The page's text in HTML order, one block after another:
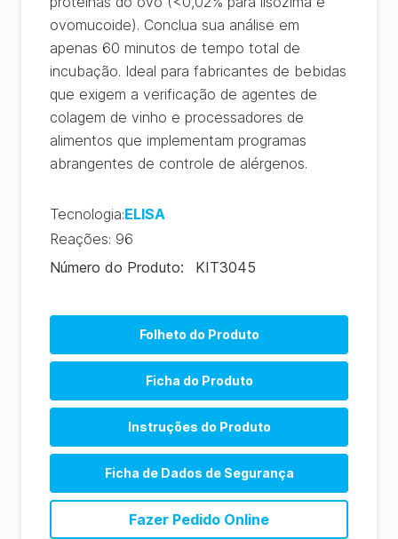
ovomucoide). Conclua sua análise em
apenas 60 minutos de tempo total de
incubação. Ideal para fabricantes de bebidas
que exigem a verificação de agentes de
colagem de vinho e processadores de
alimentos que implementam programas
abrangentes de controle de alérgenos.
Tecnologia:ELISA
Reações: 96
Número do Produto: KIT3045
Folheto do Produto
Allergen Product Range (CN)
Ficha do Produto
AlerTox ELISA Product Sheet (ES)
Instruções do Produto
AlerTox ELISA Ovalbumin Instructions (ES)
Ficha de Dados de Segurança
Fazer Pedido Online